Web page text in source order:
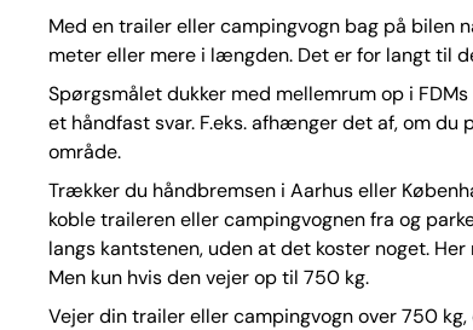
Med en trailer eller campingvogn bag på bilen
meter eller mere i længden. Det er for langt til
Spørgsmålet dukker med mellemrum op i
et håndfast svar. F.eks. afhænger det af, om
område.
Trækker du håndbremsen i Aarhus eller
koble traileren eller campingvognen fra og
langs kantstenen, uden at det koster noget. Her
Men kun hvis den vejer op til 750 kg.
Vejer din trailer eller campingvogn over 750